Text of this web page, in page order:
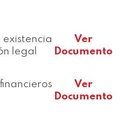
legal
Ver
Documento
Ver
Documento